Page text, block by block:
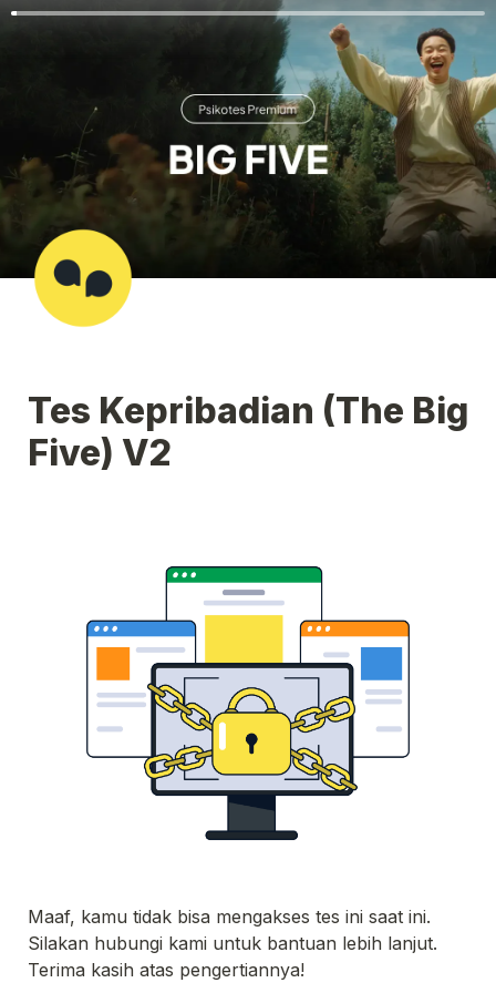
Tes Kepribadian (The Big
Five) V2
Maaf, kamu tidak bisa mengakses tes ini saat ini.
Silakan hubungi kami untuk bantuan lebih lanjut.
Terima kasih atas pengertiannya!